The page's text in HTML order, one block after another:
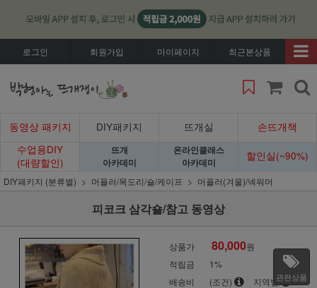
로그인 회원가입 마이페이지 최근본상품
동영상 패키지 DIY패키지 뜨개실
손뜨개책
수업용DIY
(대량할인)
뜨개
아카데미
온라인클래스
아카데미
할인실(~90%)
DIY패키지 (분류별) 머플러/목도리/숄/케이프 머플러(겨울)/넥워머
피코크 삼각숄/참고 동영상
상품가 80,000원
적립금
1%
배송비
(조건) 지역별관련상품